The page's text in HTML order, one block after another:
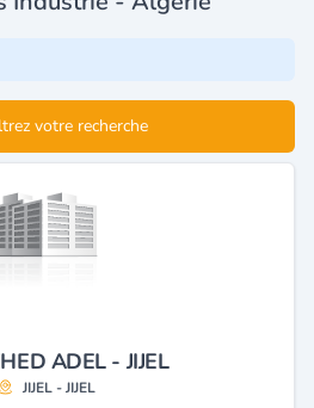
votre recherche
ADEL - JIJEL
JIJEL - JIJEL